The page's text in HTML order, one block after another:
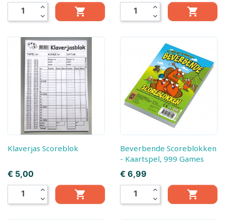
expand_less
expand_more

expand_less
expand_more

Klaverjas Scoreblok
Prijs
€ 5,00
expand_less
expand_more

Beverbende Scoreblokken
- Kaartspel, 999 Games
Prijs
€ 6,99
expand_less
expand_more
